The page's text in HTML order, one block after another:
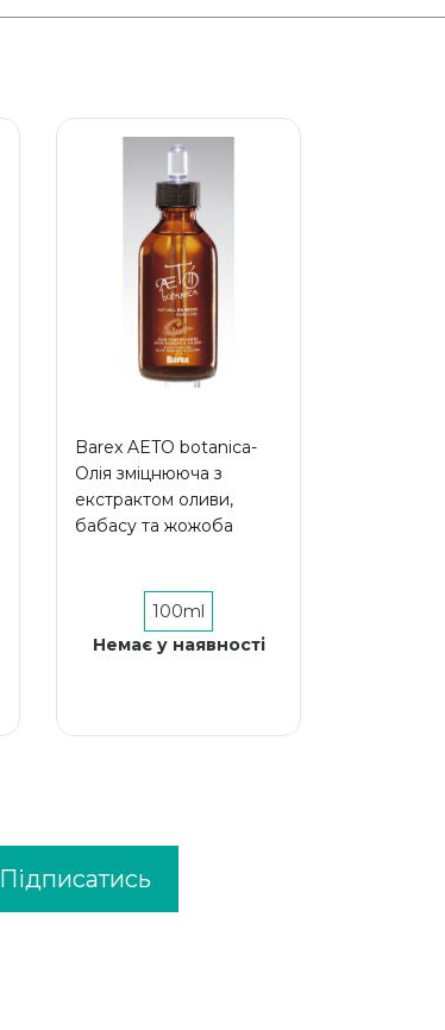
Barex AETO botanica-
Олія зміцнююча з
екстрактом оливи,
бабасу та жожоба
100ml
Немає у наявності
Підписатись